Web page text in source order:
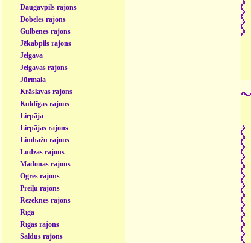
Daugavpils rajons
Dobeles rajons
Gulbenes rajons
Jēkabpils rajons
Jelgava
Jelgavas rajons
Jūrmala
Krāslavas rajons
Kuldīgas rajons
Liepāja
Liepājas rajons
Limbažu rajons
Ludzas rajons
Madonas rajons
Ogres rajons
Preiļu rajons
Rēzeknes rajons
Rīga
Rīgas rajons
Saldus rajons